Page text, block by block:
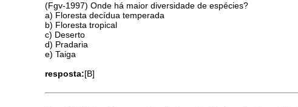
(Fgv-1997) Onde há maior diversidade de espécies?
a) Floresta decídua temperada
b) Floresta tropical
c) Deserto
d) Pradaria
e) Taiga
resposta:[B]